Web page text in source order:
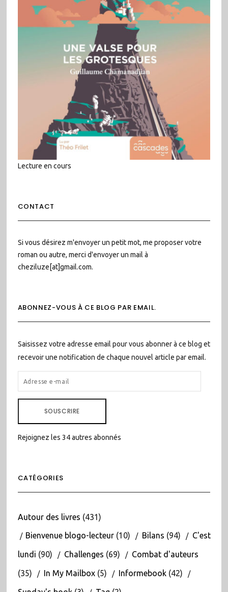
Lecture en cours
CONTACT
Si vous désirez m'envoyer un petit mot, me proposer votre
roman ou autre, merci d'envoyer un mail à
cheziluze[at]gmail.com.
ABONNEZ-VOUS À CE BLOG PAR EMAIL.
Saisissez votre adresse email pour vous abonner à ce blog et
recevoir une notification de chaque nouvel article par email.
ADRESSE
E-
SOUSCRIRE
Rejoignez les 34 autres abonnés
CATÉGORIES
Autour des livres (431)
Bienvenue blogo-lecteur(10) Bilans (94) C'est
lundi (90) Challenges (69) Combat d'auteurs
(35) In My Mailbox(5) Informebook(42)